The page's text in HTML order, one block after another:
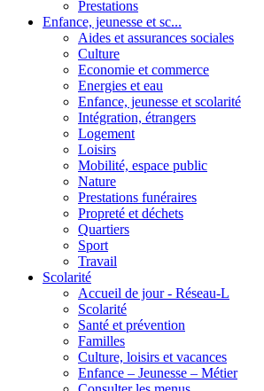
Prestations
Enfance, jeunesse et sc...
Aides et assurances sociales
Culture
Economie et commerce
Energies et eau
Enfance, jeunesse et scolarité
Intégration, étrangers
Logement
Loisirs
Mobilité, espace public
Nature
Prestations funéraires
Propreté et déchets
Quartiers
Sport
Travail
Scolarité
Accueil de jour - Réseau-L
Scolarité
Santé et prévention
Familles
Culture, loisirs et vacances
Enfance – Jeunesse – Métier